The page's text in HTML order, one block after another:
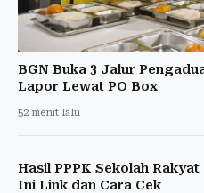
BGN Buka 3 Jalur
Lapor Lewat PO Box
52 menit lalu
Hasil PPPK Sekolah Rakyat
Ini Link dan Cara Cek